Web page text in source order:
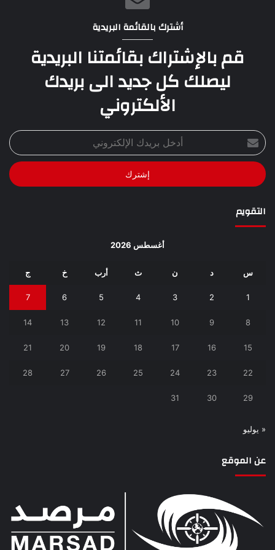
أشترك بالقائمة البريدية
قم بالإشتراك بقائمتنا البريدية
ليصلك كل جديد الى بريدك
الألكتروني
أدخل
بريدك
الإلكتروني
التقويم
أغسطس 2026
س د ن ث أرب خ ج
1
2
3
4
5
6
7
8
9
10
11
12
13
14
15
16
17
18
19
20
21
22
23
24
25
26
27
28
29
30
31
« يوليو
عن الموقع